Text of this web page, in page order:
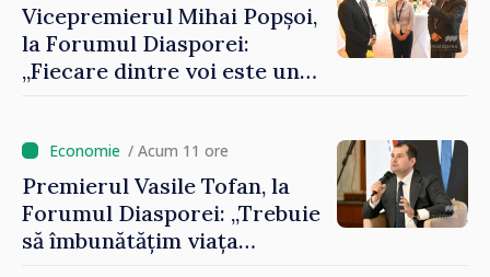
Vicepremierul Mihai Popșoi,
la Forumul Diasporei:
„Fiecare dintre voi este un
imaginii Republicii Moldova”
/ Acum 11 ore
Premierul Vasile Tofan, la
Forumul Diasporei: „Trebuie
să îmbunătățim viața